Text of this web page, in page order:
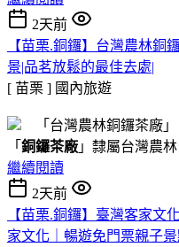
2天前
【苗栗.銅鑼】台灣農林銅
景|品茗放鬆的最佳去處|
[ 苗栗 ] 國內旅遊
「台灣農林銅鑼茶廠」
「 銅鑼茶廠 」隸屬台灣農
繼續閱讀
2天前
【苗栗.銅鑼】臺灣客家文
家文化｜暢遊免門票親子景